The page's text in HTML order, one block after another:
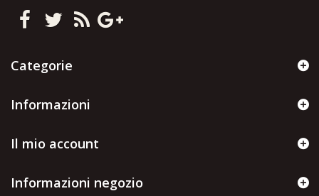
Categorie
Informazioni
Il mio account
Informazioni negozio